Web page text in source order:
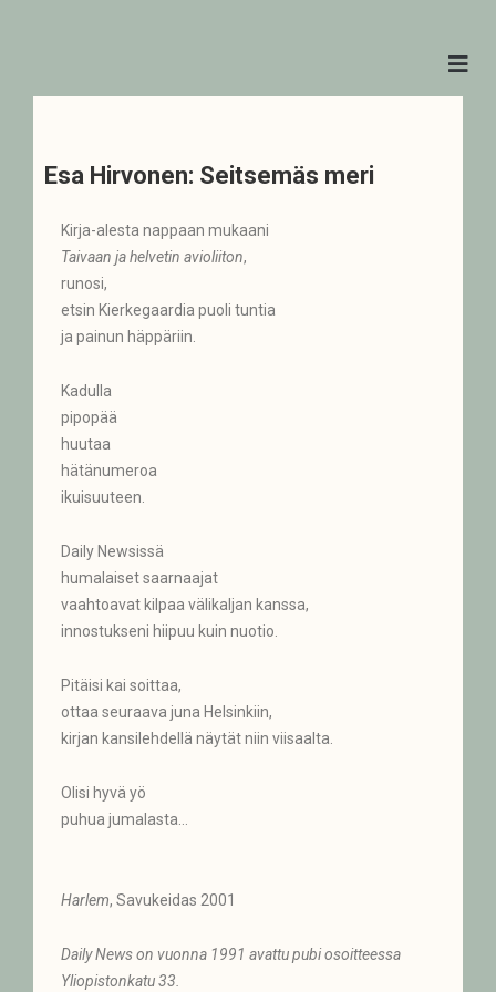
Esa Hirvonen: Seitsemäs meri
Kirja-alesta nappaan mukaani
Taivaan ja helvetin avioliiton,
runosi,
etsin Kierkegaardia puoli tuntia
ja painun häppäriin.
Kadulla
pipopää
huutaa
hätänumeroa
ikuisuuteen.
Daily Newsissä
humalaiset saarnaajat
vaahtoavat kilpaa välikaljan kanssa,
innostukseni hiipuu kuin nuotio.
Pitäisi kai soittaa,
ottaa seuraava juna Helsinkiin,
kirjan kansilehdellä näytät niin viisaalta.
Olisi hyvä yö
puhua jumalasta…
Harlem, Savukeidas 2001
Daily News on vuonna 1991 avattu pubi osoitteessa
Yliopistonkatu 33.